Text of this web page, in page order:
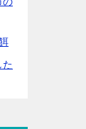
た